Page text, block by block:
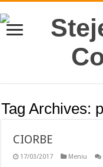
Tag Archives:
CIORBE
17/03/2017 Meniu